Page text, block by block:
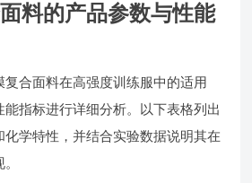
料的产品参数与性能
复合面料在高强度训练服中的适用
指标进行详细分析。以下表格列出
化学特性，并结合实验数据说明其在